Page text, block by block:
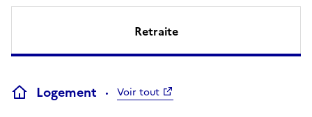
Retraite
Logement Voir tout